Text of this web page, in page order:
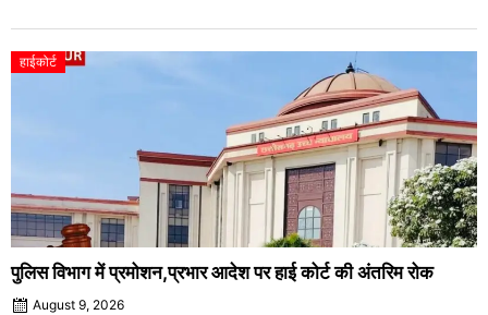
हाईकोर्ट
पुलिस विभाग में प्रमोशन,प्रभार आदेश पर हाई कोर्ट की अंतरिम रोक
August 9, 2026